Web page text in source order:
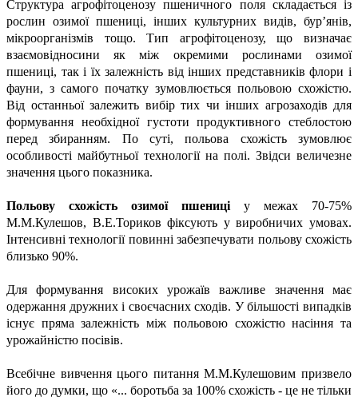
Структура агрофітоценозу пшеничного поля складається із
рослин озимої пшениці, інших культурних видів, бур’янів,
мікроорганізмів тощо. Тип агрофітоценозу, що визначає
взаємовідносини як між окремими рослинами озимої
пшениці, так і їх залежність від інших представників флори і
фауни, з самого початку зумовлюється польовою схожістю.
Від останньої залежить вибір тих чи інших агрозаходів для
формування необхідної густоти продуктивного стеблостою
перед збиранням. По суті, польова схожість зумовлює
особливості майбутньої технології на полі. Звідси величезне
значення цього показника.
Польову схожість озимої пшениці у межах 70-75%
М.М.Кулешов, В.Е.Ториков фіксують у виробничих умовах.
Інтенсивні технології повинні забезпечувати польову схожість
близько 90%.
Для формування високих урожаїв важливе значення має
одержання дружних і своєчасних сходів. У більшості випадків
існує пряма залежність між польовою схожістю насіння та
урожайністю посівів.
Всебічне вивчення цього питання М.М.Кулешовим призвело
його до думки, що «... боротьба за 100% схожість - це не тільки